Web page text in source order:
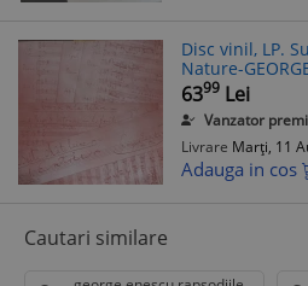
Disc vinil, LP.
Nature-
6399 Lei
Vanzator
Livrare Marți, 11
Adauga in cos
Cautari similare